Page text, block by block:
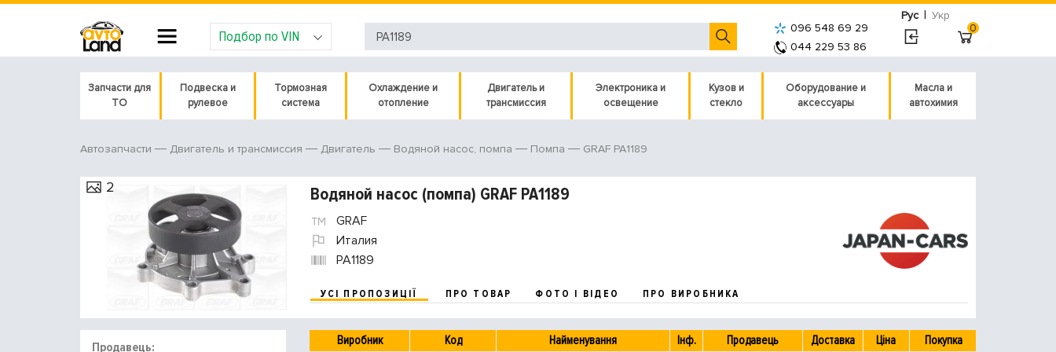
Рус | Укр
Подбор по VIN
096 548 69 29
044 229 53 86
0
Запчасти для
ТО
Подвеска и
рулевое
Тормозная
система
Охлаждение и
отопление
Двигатель и
трансмиссия
Электроника и
освещение
Кузов и
стекло
Оборудование и
аксессуары
Масла и
автохимия
Автозапчасти Двигатель и трансмиссия Двигатель Водяной насос, помпа Помпа GRAF PA1189
2 Водяной насос (помпа) GRAF PA1189
GRAF
Италия
PA1189
УСІ ПРОПОЗИЦІЇ ПРО ТОВАР ФОТО І ВІДЕО ПРО ВИРОБНИКА
Продавець: Виробник Код Найменування Інф. Продавець Доставка Ціна Покупка